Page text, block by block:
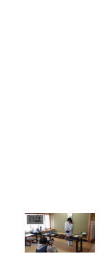
日誌